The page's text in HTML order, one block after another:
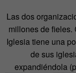
Las dos
millones de fieles.
Iglesia tiene una
de sus
expandiéndola